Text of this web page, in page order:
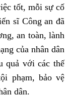
tốt, mỗi sự cố
sĩ Công an đã
an toàn, lành
của nhân dân
quả với các thế
phạm, bảo vệ
dân.